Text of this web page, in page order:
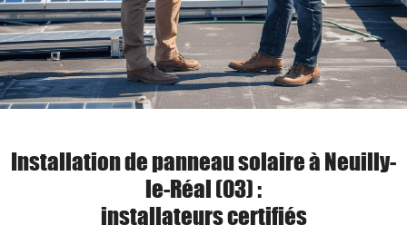
Installation de panneau solaire à Neuilly-
le-Réal (03) :
installateurs certifiés